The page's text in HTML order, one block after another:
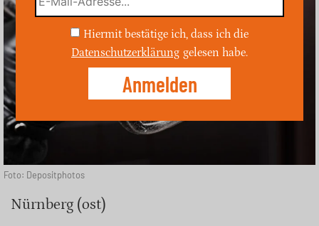
Foto: Depositphotos
Nürnberg (ost)
Hiermit bestätige ich, dass ich die
Datenschutzerklärung gelesen habe.